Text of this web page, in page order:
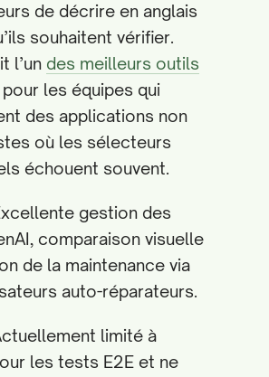
de décrire en anglais
souhaitent vérifier.
l’un des meilleurs outils
pour les équipes qui
des applications non
où les sélecteurs
échouent souvent.
gestion des
comparaison visuelle
de la maintenance via
auto-réparateurs.
limité à
les tests E2E et ne